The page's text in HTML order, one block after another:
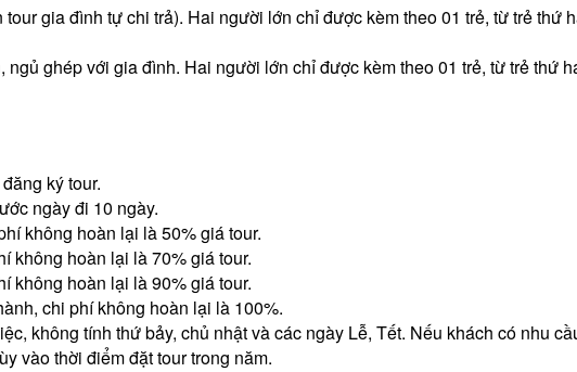
gia đình tự chi trả). Hai người lớn chỉ được kèm theo 01 trẻ, từ trẻ thứ
ghép với gia đình. Hai người lớn chỉ được kèm theo 01 trẻ, từ trẻ thứ
ký tour.
ngày đi 10 ngày.
không hoàn lại là 50% giá tour.
không hoàn lại là 70% giá tour.
không hoàn lại là 90% giá tour.
chi phí không hoàn lại là 100%.
không tính thứ bảy, chủ nhật và các ngày Lễ, Tết. Nếu khách có nhu
vào thời điểm đặt tour trong năm.